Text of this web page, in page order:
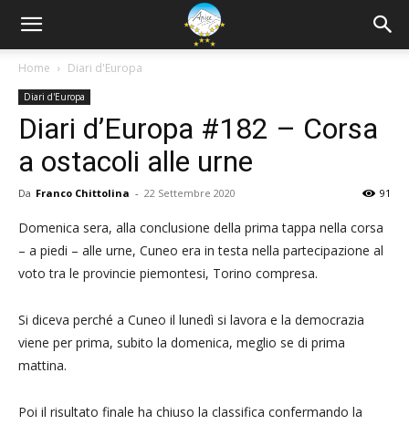
Home Diari d'Europa
Diari d'Europa
Diari d’Europa #182 – Corsa
a ostacoli alle urne
Da Franco Chittolina - 22 Settembre 2020 91
Domenica sera, alla conclusione della prima tappa nella corsa
– a piedi – alle urne, Cuneo era in testa nella partecipazione al
voto tra le provincie piemontesi, Torino compresa.
Si diceva perché a Cuneo il lunedì si lavora e la democrazia
viene per prima, subito la domenica, meglio se di prima
mattina.
Poi il risultato finale ha chiuso la classifica confermando la